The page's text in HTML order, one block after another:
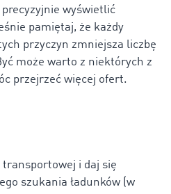
precyzyjnie wyświetlić
pamiętaj, że każdy
przyczyn zmniejsza liczbę
może warto z niektórych z
przejrzeć więcej ofert.
transportowej i daj się
szukania ładunków (w